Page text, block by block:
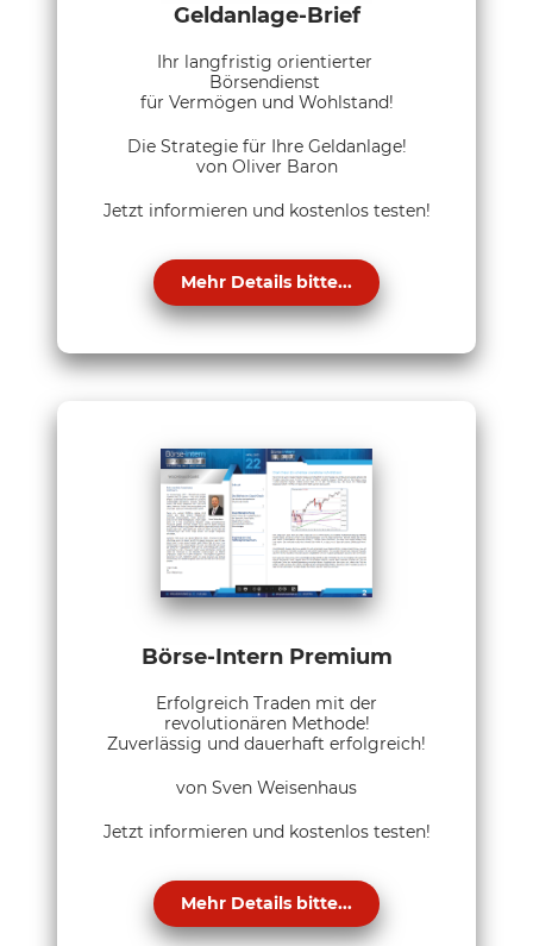
Geldanlage-Brief
Ihr langfristig orientierter
Börsendienst
für Vermögen und Wohlstand!
Die Strategie für Ihre Geldanlage!
von Oliver Baron
Jetzt informieren und kostenlos testen!
Mehr Details bitte...
Börse-Intern Premium
Erfolgreich Traden mit der
revolutionären Methode!
Zuverlässig und dauerhaft erfolgreich!
von Sven Weisenhaus
Jetzt informieren und kostenlos testen!
Mehr Details bitte...